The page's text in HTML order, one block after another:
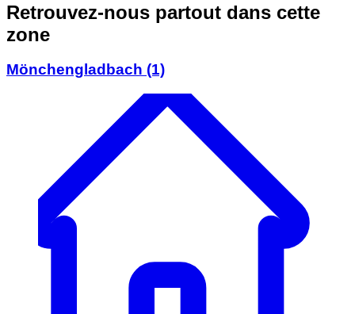
Retrouvez-nous partout dans cette
zone
Mönchengladbach (1)